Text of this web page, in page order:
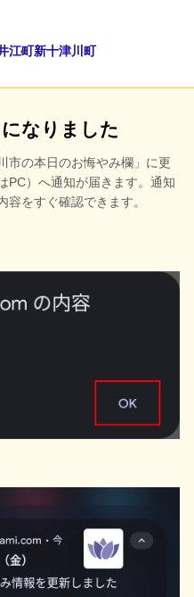
江町新十津川町
なりました
市の本日のお悔やみ欄」に更
PC）へ通知が届きます。通知
をすぐ確認できます。